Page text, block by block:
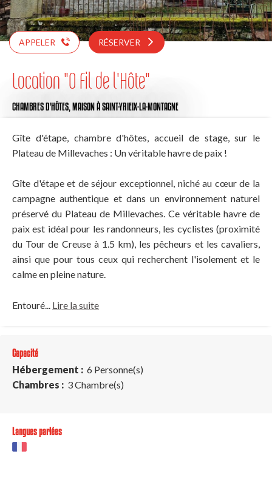
APPELER RÉSERVER
Location "O Fil de l'Hôte"
CHAMBRES D'HÔTES, MAISONÀ SAINT-YRIEIX-LA-MONTAGNE
Gîte d'étape, chambre d'hôtes, accueil de stage, sur le
Plateau de Millevaches : Un véritable havre de paix !
Gîte d'étape et de séjour exceptionnel, niché au cœur de la
campagne authentique et dans un environnement naturel
préservé du Plateau de Millevaches. Ce véritable havre de
paix est idéal pour les randonneurs, les cyclistes (proximité
du Tour de Creuse à 1.5 km), les pêcheurs et les cavaliers,
ainsi que pour tous ceux qui recherchent l'isolement et le
calme en pleine nature.
Entouré... Lire la suite
Capacité
Hébergement : 6 Personne(s)
Chambres : 3 Chambre(s)
Langues parlées